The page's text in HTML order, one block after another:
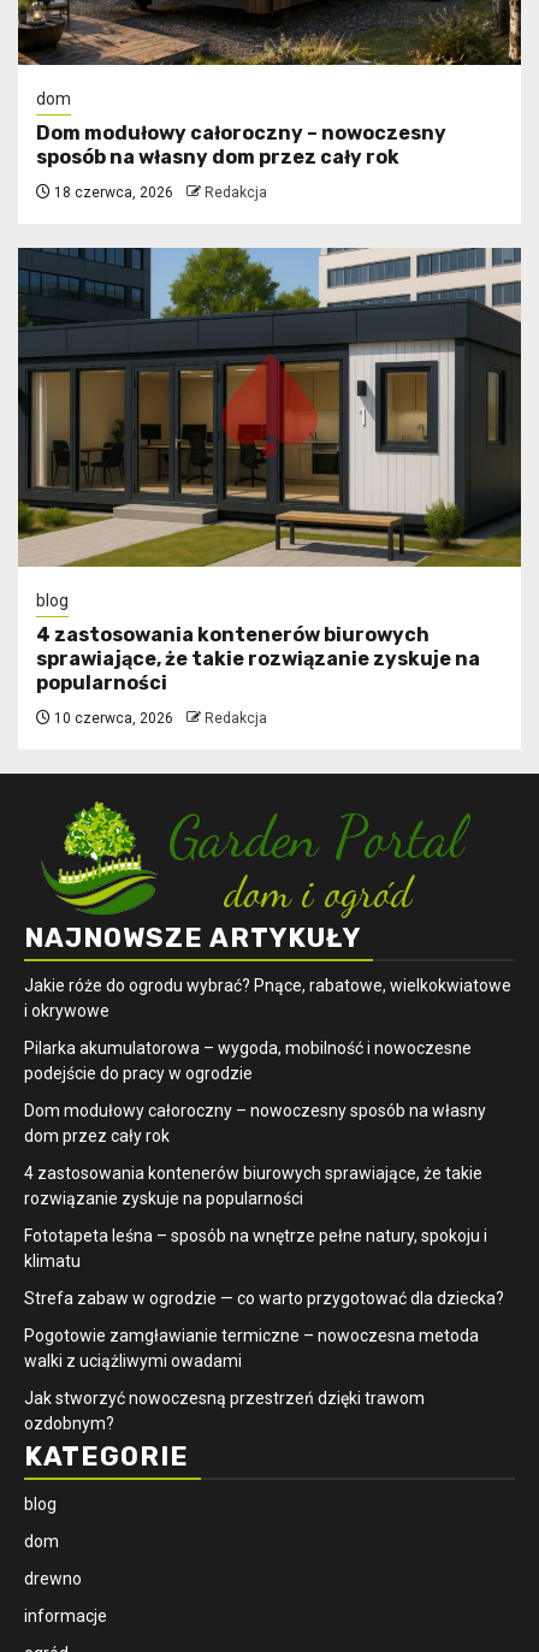
dom
Dom modułowy całoroczny – nowoczesny
sposób na własny dom przez cały rok
18 czerwca, 2026 Redakcja
blog
4 zastosowania kontenerów biurowych
sprawiające, że takie rozwiązanie zyskuje na
popularności
10 czerwca, 2026 Redakcja
NAJNOWSZE ARTYKUŁY
Jakie róże do ogrodu wybrać? Pnące, rabatowe, wielkokwiatowe
i okrywowe
Pilarka akumulatorowa – wygoda, mobilność i nowoczesne
podejście do pracy w ogrodzie
Dom modułowy całoroczny – nowoczesny sposób na własny
dom przez cały rok
4 zastosowania kontenerów biurowych sprawiające, że takie
rozwiązanie zyskuje na popularności
​Fototapeta leśna – sposób na wnętrze pełne natury, spokoju i
klimatu
Strefa zabaw w ogrodzie — co warto przygotować dla dziecka?
Pogotowie zamgławianie termiczne – nowoczesna metoda
walki z uciążliwymi owadami
Jak stworzyć nowoczesną przestrzeń dzięki trawom
ozdobnym?
KATEGORIE
blog
dom
drewno
informacje